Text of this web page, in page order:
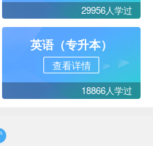
29956人学过
英语（专升本）
查看详情
18866人学过